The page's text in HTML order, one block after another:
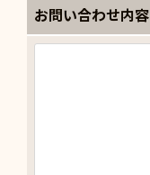
お問い合わせ内容